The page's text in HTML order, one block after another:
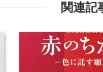
関連記